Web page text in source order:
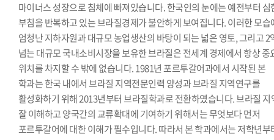
마이너스 성장으로 침체에 빠져있습니다. 한국인의 눈에는 예전부터 심
부침을 반복하고 있는 브라질경제가 불안하게 보여집니다. 이러한 모습
엄청난 지하자원과 대규모 농업생산의 바탕이 되는 넓은 영토, 그리고 2
넘는 대규모 국내소비시장을 보유한 브라질은 전세계 경제에서 항상 중
위치를 차지할 수 밖에 없습니다. 1981년 포르투갈어과에서 시작된 본
학과는 한국 내에서 브라질 지역전문인력 양성과 브라질 지역연구를
활성화하기 위해 2013년부터 브라질학과로 전환하였습니다. 브라질 지
잘 이해하고 양국간의 교류확대에 기여하기 위해서는 무엇보다 먼저
포르투갈어에 대한 이해가 필수입니다. 따라서 본 학과에서는 저학년부